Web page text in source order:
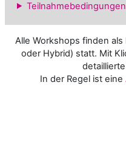
Teilnahmebedingungen
Alle Workshops finden als
oder Hybrid) statt. Mit
In der Regel ist eine